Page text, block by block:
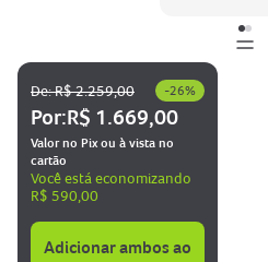
De:R$ 2.259,00 -26%
Por:R$ 1.669,00
Valor no Pix ou à vista no
cartão
Você está economizando
R$ 590,00
Adicionar ambos ao